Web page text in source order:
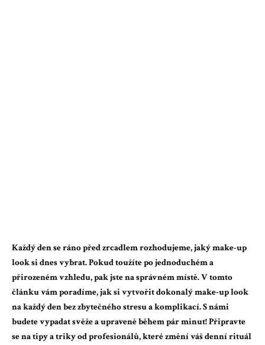
Každý den se ráno před zrcadlem rozhodujeme, jaký make-up
look si dnes vybrat. Pokud toužíte po jednoduchém a
přirozeném vzhledu, pak jste na správném místě. V tomto
článku vám poradíme, jak si vytvořit dokonalý make-up look
na každý den bez zbytečného stresu a komplikací. S námi
budete vypadat svěže a upraveně během pár minut! Připravte
se na tipy a triky od profesionálů, které změní váš denní rituál